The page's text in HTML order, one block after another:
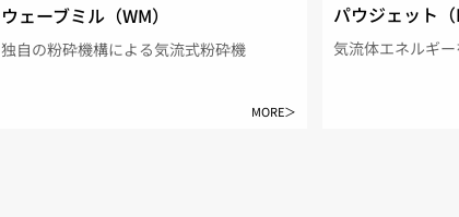
ウェーブミル（WM）
独自の粉砕機構による気流式粉砕機
MORE＞
パウジェット（
気流体エネルギ